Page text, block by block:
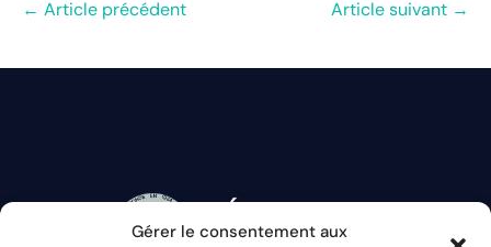
Gérer le consentement aux
← Article précédent Article suivant →